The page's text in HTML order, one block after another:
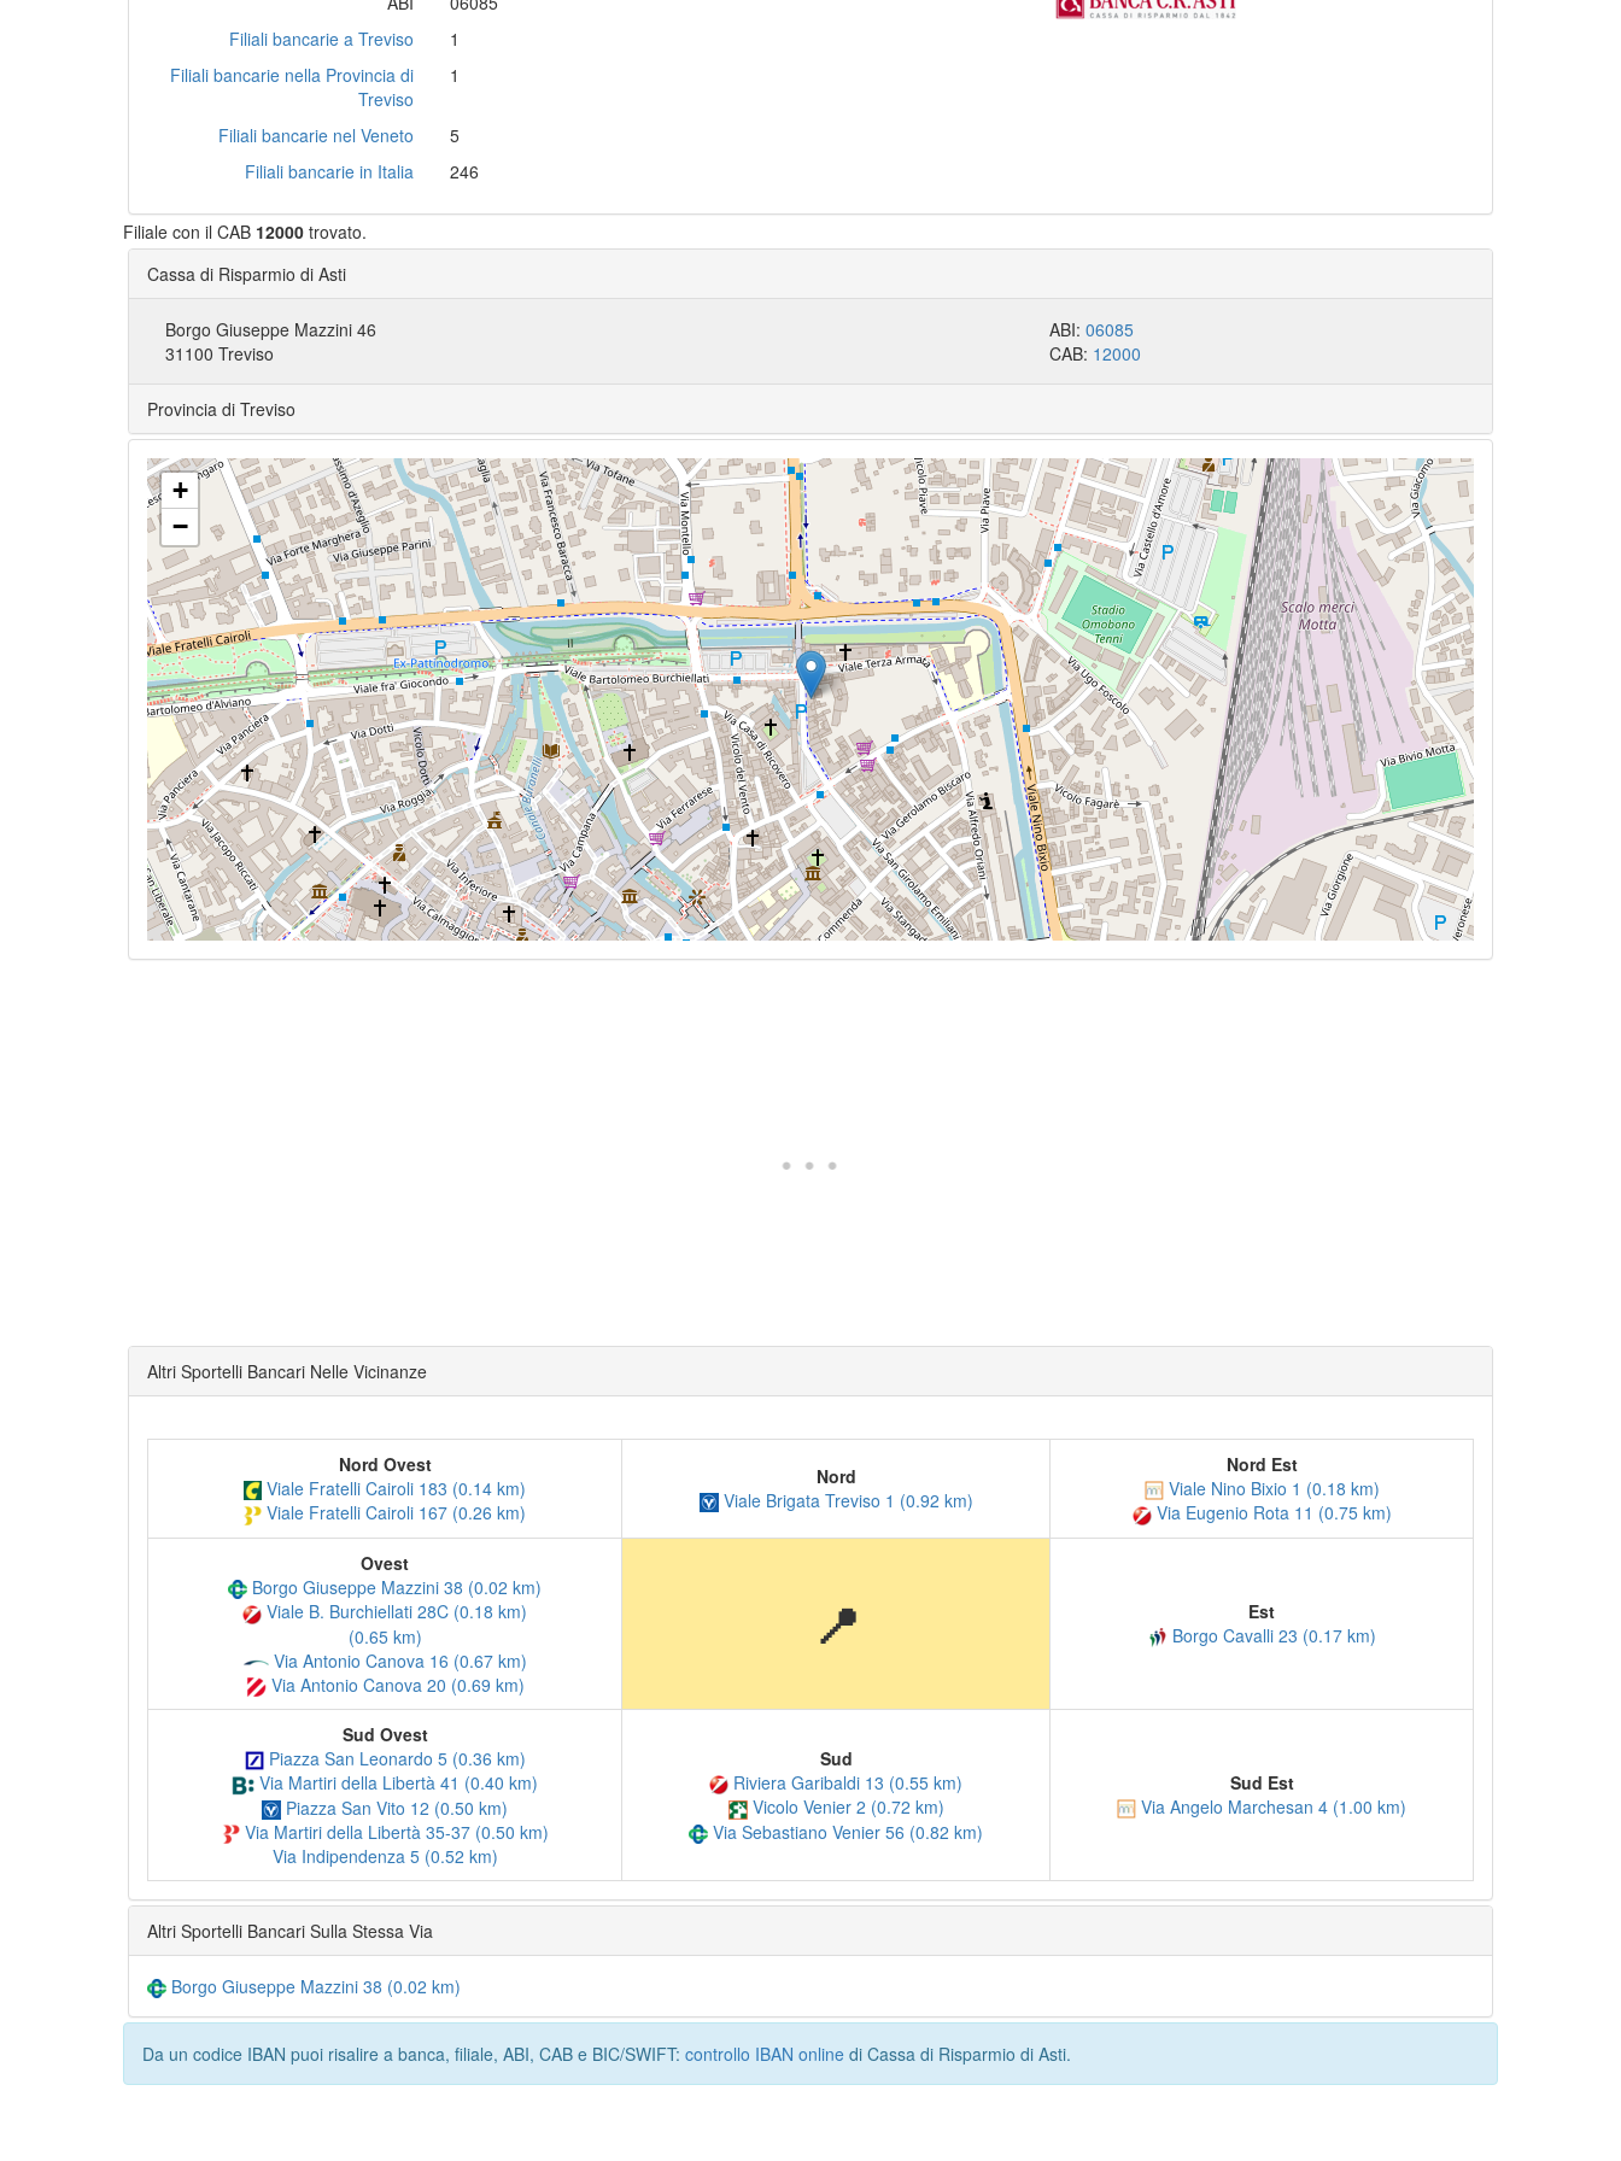
Filiali bancarie a Treviso
1
Filiali bancarie nella Provincia di
Treviso
1
Filiali bancarie nel Veneto
5
Filiali bancarie in Italia
246
Filiale con il CAB 12000 trovato.
Cassa di Risparmio di Asti
Borgo Giuseppe Mazzini 46
31100 Treviso
ABI:06085
CAB: 12000
Provincia di Treviso
+
−
Altri Sportelli Bancari Nelle Vicinanze
Nord Ovest
Viale Fratelli Cairoli 183 (0.14 km)
Viale Fratelli Cairoli 167 (0.26 km)
Nord
Viale Brigata Treviso 1 (0.92 km)
Nord Est
Viale Nino Bixio 1 (0.18 km)
Via Eugenio Rota 11 (0.75 km)
Ovest
Borgo Giuseppe Mazzini 38 (0.02 km)
Viale B. Burchiellati 28C (0.18 km)
(0.65 km)
Via Antonio Canova 16 (0.67 km)
Via Antonio Canova 20 (0.69 km)
📍
Est
Borgo Cavalli 23 (0.17 km)
Sud Ovest
Piazza San Leonardo 5 (0.36 km)
Via Martiri della Libertà 41 (0.40 km)
Piazza San Vito 12 (0.50 km)
Via Martiri della Libertà 35-37 (0.50 km)
Via Indipendenza 5 (0.52 km)
Sud
Riviera Garibaldi 13 (0.55 km)
Vicolo Venier 2 (0.72 km)
Via Sebastiano Venier 56 (0.82 km)
Sud Est
Via Angelo Marchesan 4 (1.00 km)
Altri Sportelli Bancari Sulla Stessa Via
Borgo Giuseppe Mazzini 38 (0.02 km)
Da un codice IBAN puoi risalire a banca, filiale, ABI, CAB e BIC/SWIFT: controllo IBAN online di Cassa di Risparmio di Asti.